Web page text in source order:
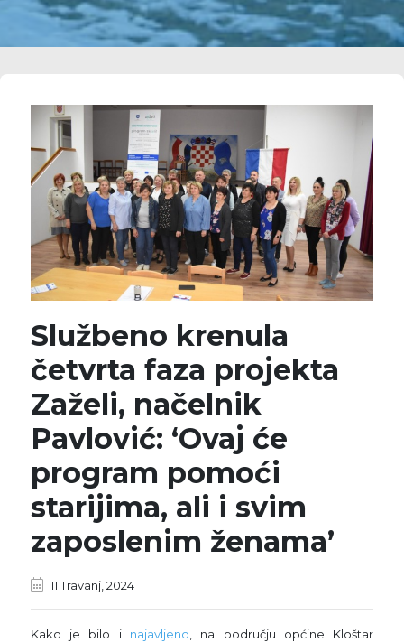
Službeno krenula
četvrta faza projekta
Zaželi, načelnik
Pavlović: ‘Ovaj će
program pomoći
starijima, ali i svim
zaposlenim ženama’
11 Travanj, 2024
Kako je bilo i najavljeno, na području općine Kloštar